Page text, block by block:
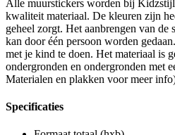
Alle muurstickers worden bij
kwaliteit materiaal. De kleuren zijn
geheel zorgt. Het aanbrengen van de
kan door één persoon worden
met je kind te doen. Het materiaal is
ondergronden en ondergronden met
Materialen en plakken voor meer
Specificaties